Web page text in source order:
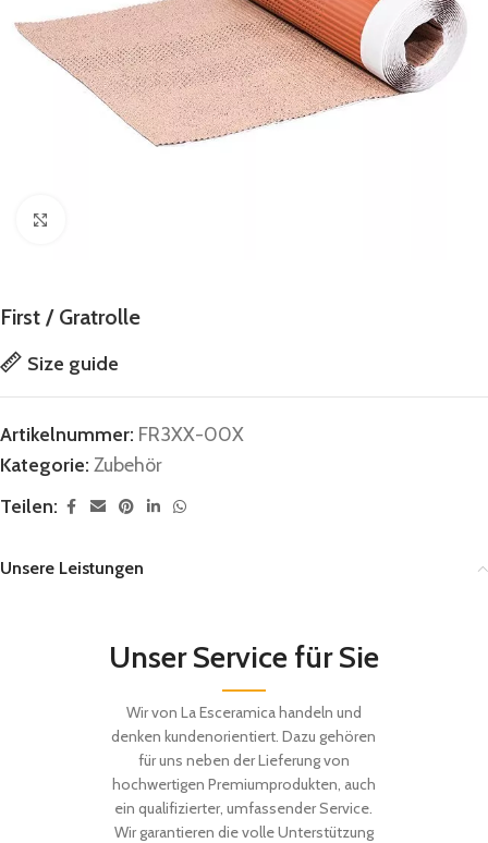
First / Gratrolle
Size guide
Artikelnummer: FR3XX-00X
Kategorie: Zubehör
Teilen:
Unsere Leistungen
Unser Service für Sie
Wir von La Esceramica handeln und
denken kundenorientiert. Dazu gehören
für uns neben der Lieferung von
hochwertigen Premiumprodukten, auch
ein qualifizierter, umfassender Service.
Wir garantieren die volle Unterstützung